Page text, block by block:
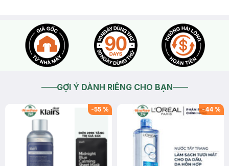
GỢI Ý DÀNH RIÊNG CHO BẠN
-55 % -44 %